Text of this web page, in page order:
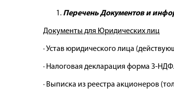
Перечень Документов и
Документы для Юридических лиц
· Устав юридического лица
· Налоговая декларация форма 3-
· Выписка из реестра акционеров